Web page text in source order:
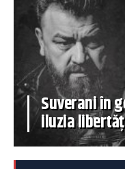
Suverani în
iluzia